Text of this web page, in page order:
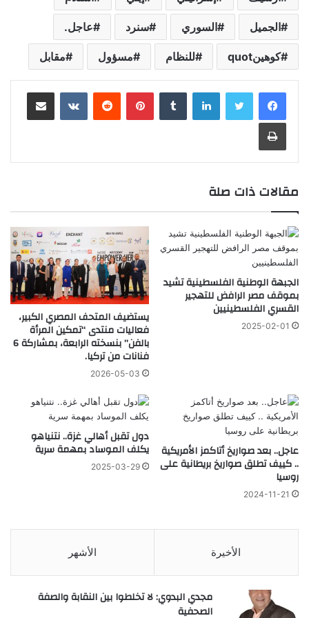
الجميل السوري سنرد عاجل.
كوهينquot للنظام مسؤول مقابل
لينكدإن بينتيريست
مقالات ذات صلة
الجبهة الوطنية الفلسطينية تشيد
بموقف مصر الرافض للتهجير
القسري الفلسطينيين
2025-02-01 يستضيف المتحف المصري الكبير،
فعاليات منتدى “تمكين المرأة
بالفن” بنسخته الرابعة، بمشاركة 6
فنانات من تركيا.
2026-05-03
عاجل.. بعد صواريخ أتاكمز الأمريكية
.. كييف تطلق صواريخ بريطانية على
روسيا
2024-11-21
دول تقبل أهالي غزة.. نتنياهو
يكلف الموساد بمهمة سرية
2025-03-29
الأخيرة الأشهر
مجدي البدوي: لا تخلطوا بين النقابة والصفة
الصحفية